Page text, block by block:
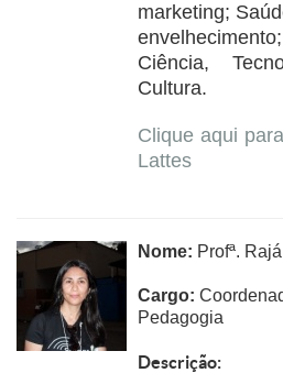
marketing;
Ciência,
Cultura.
Clique aqui
Lattes
Nome: Profª.
Cargo:
Pedagogia
Descrição: